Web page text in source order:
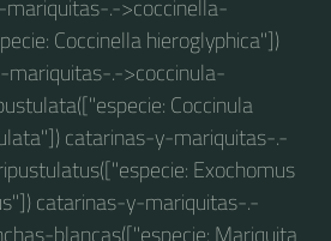
.->coccinella-
Coccinella hieroglyphica"])
.->coccinula-
Coccinula
catarinas-y-mariquitas-.-
Exochomus
catarinas-y-mariquitas-.-
blancas(["especie: Mariquita